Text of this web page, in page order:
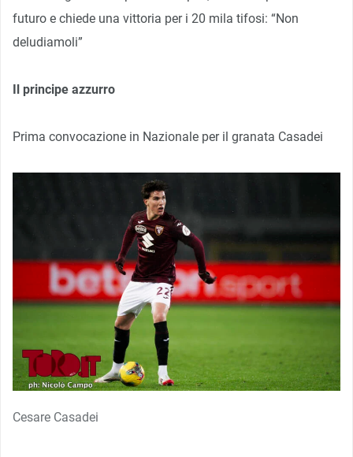
futuro e chiede una vittoria per i 20 mila tifosi: “Non
deludiamoli”
Il principe azzurro
Prima convocazione in Nazionale per il granata Casadei
Cesare Casadei